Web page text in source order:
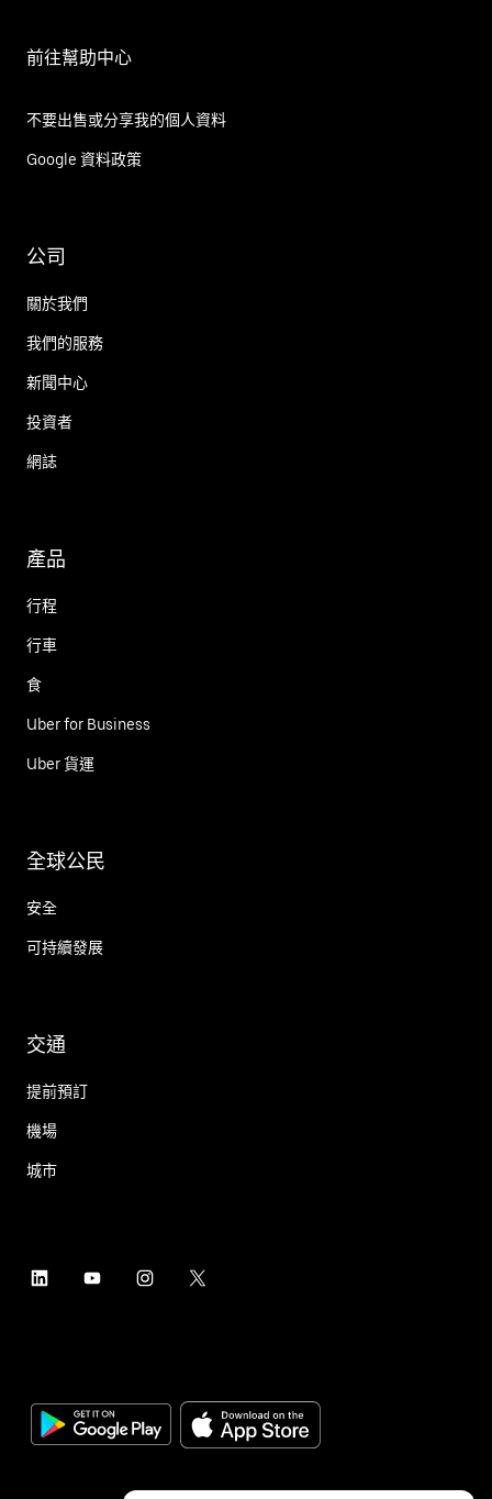
前往幫助中心
不要出售或分享我的個人資料
Google 資料政策
公司
關於我們
我們的服務
新聞中心
投資者
網誌
產品
行程
行車
食
Uber for Business
Uber 貨運
全球公民
安全
可持續發展
交通
提前預訂
機場
城市